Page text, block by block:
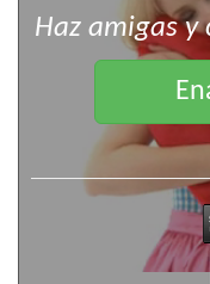
Haz amigas y